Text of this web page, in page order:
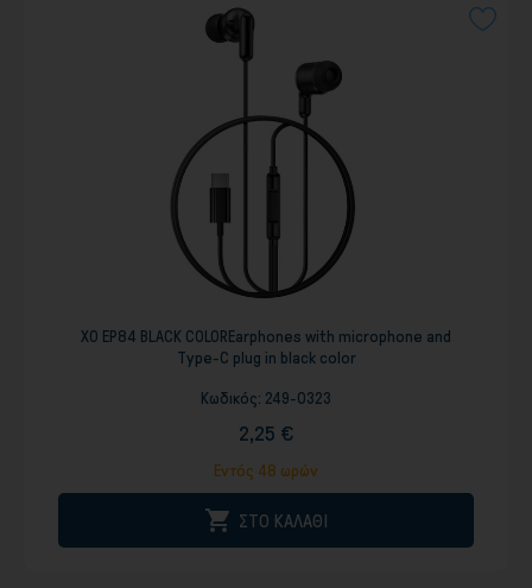
XO EP84 BLACK COLOREarphones with microphone and
Type-C plug in black color
Κωδικός: 249-0323
2,25 €
Εντός 48 ωρών
 ΣΤΟ ΚΑΛΑΘΙ